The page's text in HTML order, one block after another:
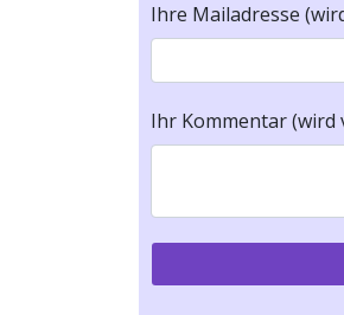
Ihre Mailadresse
Ihr Kommentar